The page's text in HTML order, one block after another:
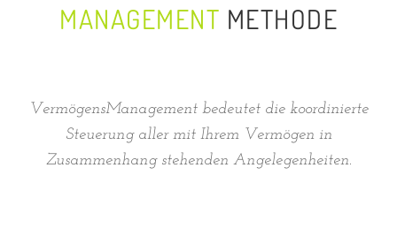
MANAGEMENT METHODE
VermögensManagement bedeutet die koordinierte
Steuerung aller mit Ihrem Vermögen in
Zusammenhang stehenden Angelegenheiten.